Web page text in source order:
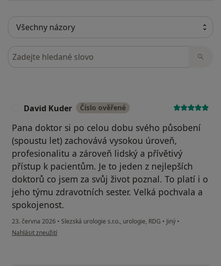
Hledejte v názorech
David Kuder Číslo ověřené
Pana doktor si po celou dobu svého působení
(spoustu let) zachovává vysokou úroveň,
profesionalitu a zároveň lidský a přívětivý
přístup k pacientům. Je to jeden z nejlepších
doktorů co jsem za svůj život poznal. To platí i o
jeho týmu zdravotních sester. Velká pochvala a
spokojenost.
23. června 2026 • Slezská urologie s.r.o., urologie, RDG • Jiný •
podle názoru uživatele David Kuder
Nahlásit zneužití